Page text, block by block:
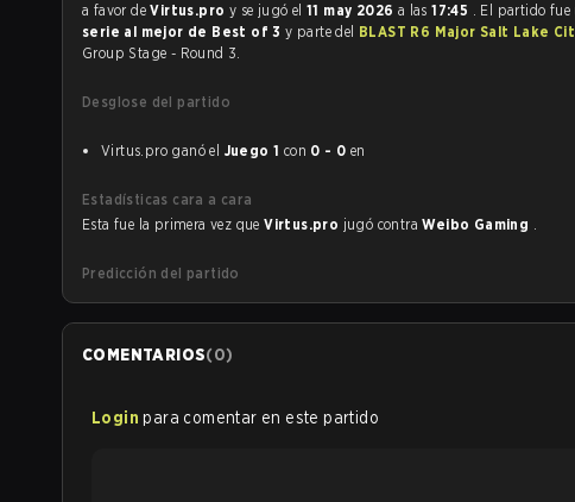
a favor deVirtus.pro y se jugó el 11 may 2026 a las17:45 . El partido fue
serie al mejor de Best of 3y parte del BLAST R6 Major Salt Lake
Group Stage - Round 3.
Desglose del partido
Virtus.pro ganó el Juego 1 con 0 - 0 en
Estadísticas cara a cara
Esta fue la primera vez queVirtus.pro jugó contraWeibo Gaming .
Predicción del partido
COMENTARIOS(0)
Login para comentar en este partido